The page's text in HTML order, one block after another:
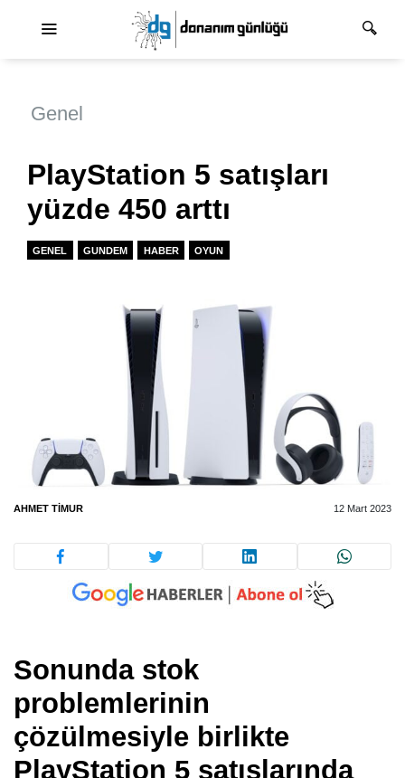
Genel
PlayStation 5 satışları
yüzde 450 arttı
GENEL GUNDEM HABER OYUN
AHMET TIMUR 12 Mart 2023
Sonunda stok
problemlerinin
çözülmesiyle birlikte
PlayStation 5 satışlarında